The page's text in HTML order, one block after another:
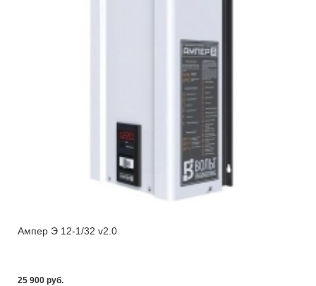
Ампер Э 12-1/32 v2.0
25 900 pуб.